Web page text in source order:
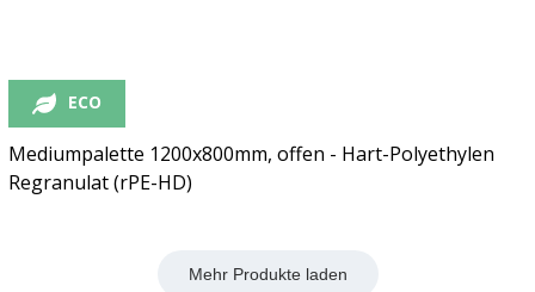
ECO
Mediumpalette 1200x800mm, offen - Hart-Polyethylen
Regranulat (rPE-HD)
Mehr Produkte laden